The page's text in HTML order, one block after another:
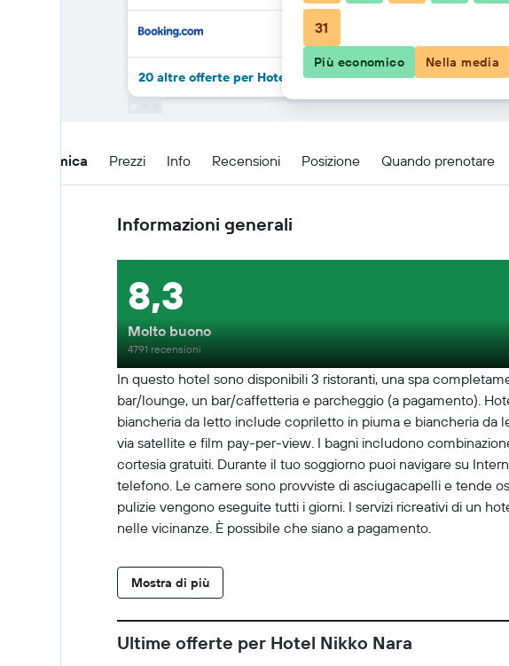
20 altre offerte per Hotel Nikko Nara
Panoramica Prezzi Info Recensioni Posizione Quando prenotare
Informazioni generali
In questo hotel sono disponibili 3 ristoranti, una spa
bar/lounge, un bar/caffetteria e parcheggio (a pagamento).
biancheria da letto include copriletto in piuma e biancheria da
via satellite e film pay-per-view. I bagni includono
cortesia gratuiti. Durante il tuo soggiorno puoi navigare su
telefono. Le camere sono provviste di asciugacapelli e tende
pulizie vengono eseguite tutti i giorni. I servizi ricreativi di un
nelle vicinanze. È possibile che siano a pagamento.
Mostra di più
8,3
Molto buono
4791 recensioni
Ultime offerte per Hotel Nikko Nara
31
Più economico Nella media